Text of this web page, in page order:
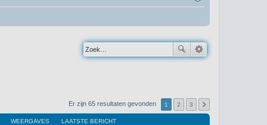
Er zijn 65 resultaten gevonden 1 2 3
WEERGAVES LAATSTE BERICHT